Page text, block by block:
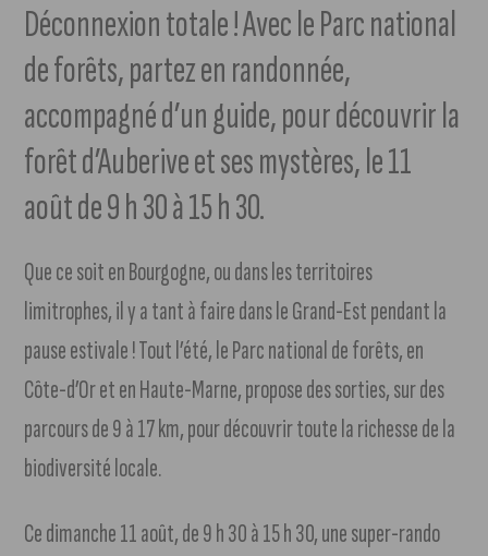
Déconnexion totale ! Avec le Parc national
de forêts, partez en randonnée,
accompagné d’un guide, pour découvrir la
forêt d’Auberive et ses mystères, le 11
août de 9 h 30 à 15 h 30.
Que ce soit en Bourgogne, ou dans les territoires
limitrophes, il y a tant à faire dans le Grand-Est pendant la
pause estivale ! Tout l’été, le Parc national de forêts, en
Côte-d’Or et en Haute-Marne, propose des sorties, sur des
parcours de 9 à 17 km, pour découvrir toute la richesse de la
biodiversité locale.
Ce dimanche 11 août, de 9 h 30 à 15 h 30, une super-rando